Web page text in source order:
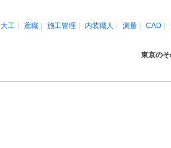
大工 鳶職 施工管理 内装職人 測量 CAD
東京の